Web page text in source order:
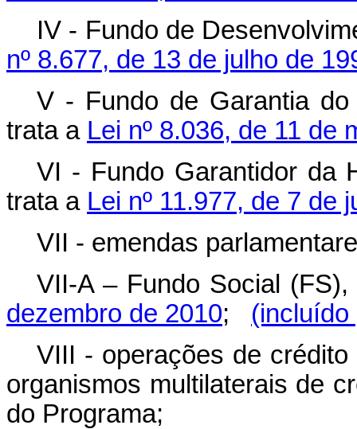
IV - Fundo de
nº 8.677, de 13 de julho de
V - Fundo de Garantia
trata a Lei nº 8.036, de 11 de
VI - Fundo Garantidor da
trata a Lei nº 11.977, de 7 de
VII - emendas
VII-A – Fundo Social
dezembro de 2010;
(incluído
VIII - operações de
organismos multilaterais de
do Programa;